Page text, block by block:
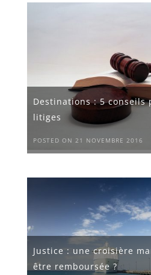
Destinations : 5 conseils
litiges
POSTED ON 21 NOVEMBRE 2016
Justice : une croisière
être remboursée ?